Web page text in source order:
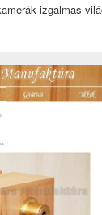
izgalmas